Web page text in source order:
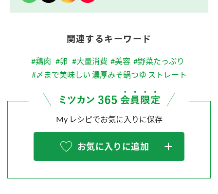
関連するキーワード
#鶏肉 #卵 #大量消費 #美容 #野菜たっぷり
#〆まで美味しい 濃厚みそ鍋つゆ ストレート
My レシピでお気に入りに保存
お気に入りに追加